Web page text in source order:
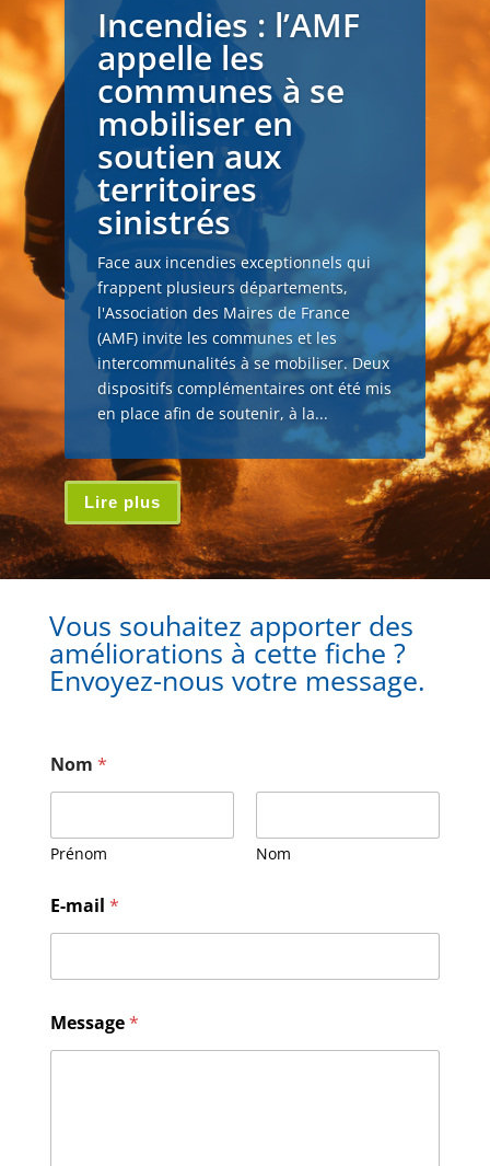
Incendies : l’AMF
appelle les
communes à se
mobiliser en
soutien aux
territoires
sinistrés
Face aux incendies exceptionnels qui
frappent plusieurs départements,
l'Association des Maires de France
(AMF) invite les communes et les
intercommunalités à se mobiliser. Deux
dispositifs complémentaires ont été mis
en place afin de soutenir, à la...
Lire plus
Vous souhaitez apporter des
améliorations à cette fiche ?
Envoyez-nous votre message.
Nom *
Prénom Nom
-
m
i
M
e
s
E-mail *
Message*